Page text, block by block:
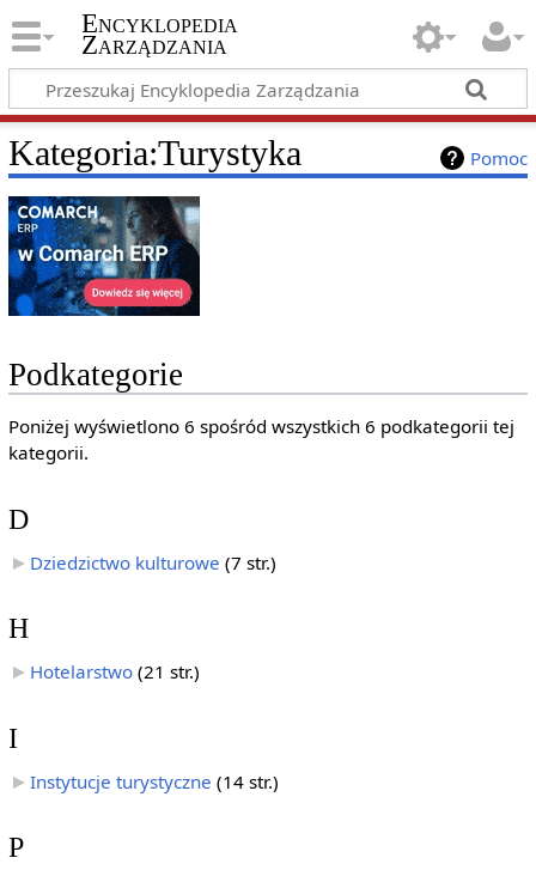
Encyklopedia
Zarządzania
Pomoc
Kategoria:Turystyka
Podkategorie
Poniżej wyświetlono 6 spośród wszystkich 6 podkategorii tej
kategorii.
D
Dziedzictwo kulturowe (7 str.)
H
Hotelarstwo‎ (21 str.)
I
Instytucje turystyczne (14 str.)
P